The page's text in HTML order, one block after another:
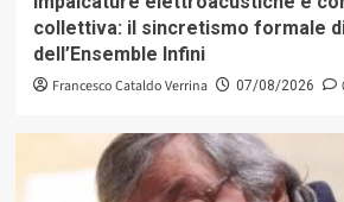
collettiva: il sincretismo formale
dell’Ensemble Infini
Francesco Cataldo Verrina 07/08/2026